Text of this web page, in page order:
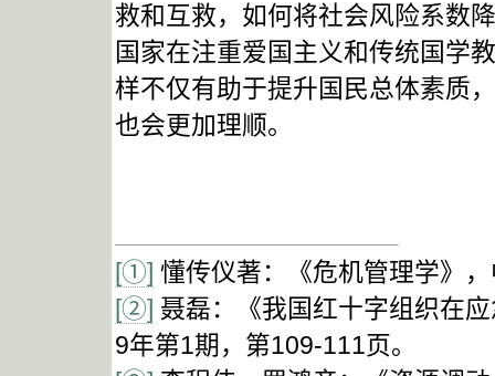
救和互救，如何将社会风险系数
国家在注重爱国主义和传统国学
样不仅有助于提升国民总体素质
也会更加理顺。
[①] 懂传仪著：《危机管理学》
[②] 聂磊：《我国红十字组织在
9年第1期，第109-111页。